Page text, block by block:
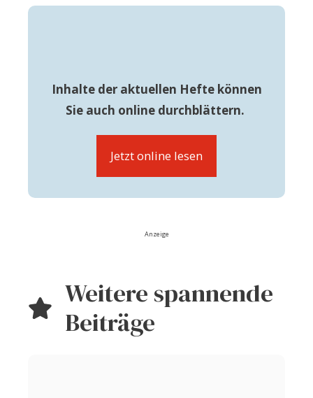
Inhalte der aktuellen Hefte können
Sie auch online durchblättern.
Jetzt online lesen
Anzeige
Weitere spannende
Beiträge